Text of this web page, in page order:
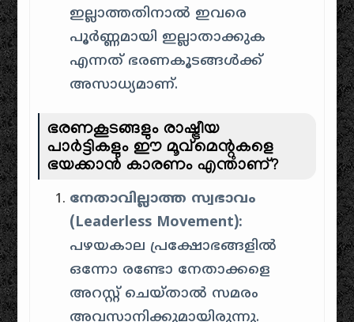
ഇല്ലാത്തതിനാൽ ഇവരെ
പൂർണ്ണമായി ഇല്ലാതാക്കുക
എന്നത് ഭരണകൂടങ്ങൾക്ക്
അസാധ്യമാണ്.
ഭരണകൂടങ്ങളും രാഷ്ട്രീയ
പാർട്ടികളും ഈ മൂവ്മെന്റുകളെ
ഭയക്കാൻ കാരണം എന്താണ്?
നേതാവില്ലാത്ത സ്വഭാവം
(Leaderless Movement):
പഴയകാല പ്രക്ഷോഭങ്ങളിൽ
ഒന്നോ രണ്ടോ നേതാക്കളെ
അറസ്റ്റ് ചെയ്താൽ സമരം
അവസാനിക്കുമായിരുന്നു.